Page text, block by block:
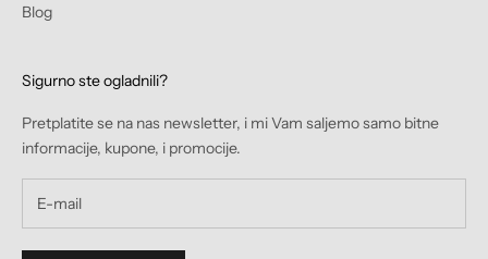
Blog
Sigurno ste ogladnili?
Pretplatite se na nas newsletter, i mi Vam saljemo samo bitne
informacije, kupone, i promocije.